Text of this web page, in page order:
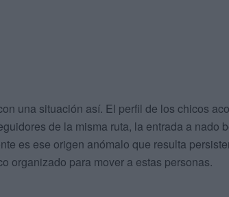
una situación así. El perfil de los chicos
de la misma ruta, la entrada a nado
es ese origen anómalo que resulta
organizado para mover a estas personas.